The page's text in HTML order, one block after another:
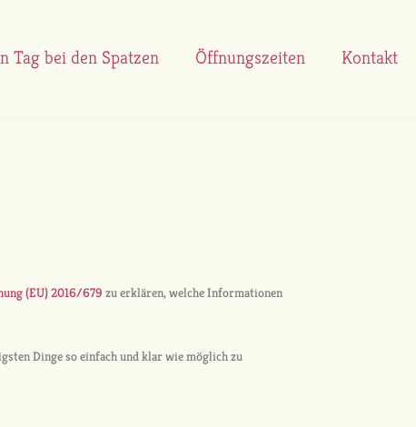
Tag bei den Spatzen Öffnungszeiten Kontakt
(EU) 2016/679 zu erklären, welche Informationen
Dinge so einfach und klar wie möglich zu